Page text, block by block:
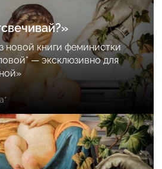
новой книги феминистки
— эксклюзивно для